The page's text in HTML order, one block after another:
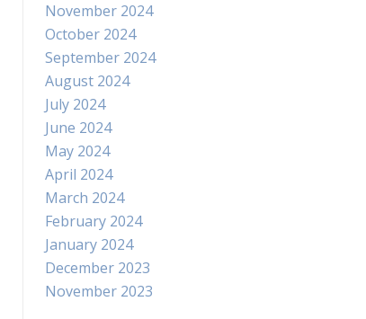
November 2024
October 2024
September 2024
August 2024
July 2024
June 2024
May 2024
April 2024
March 2024
February 2024
January 2024
December 2023
November 2023